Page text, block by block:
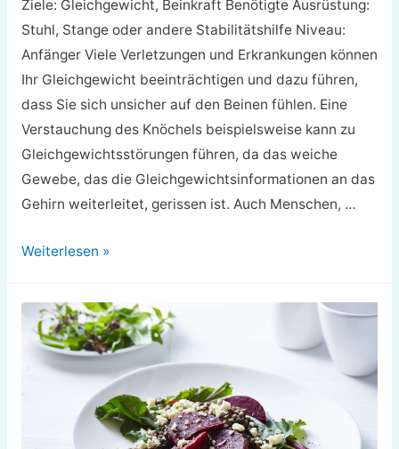
Ziele: Gleichgewicht, Beinkraft Benötigte Ausrüstung:
Stuhl, Stange oder andere Stabilitätshilfe Niveau:
Anfänger Viele Verletzungen und Erkrankungen können
Ihr Gleichgewicht beeinträchtigen und dazu führen,
dass Sie sich unsicher auf den Beinen fühlen. Eine
Verstauchung des Knöchels beispielsweise kann zu
Gleichgewichtsstörungen führen, da das weiche
Gewebe, das die Gleichgewichtsinformationen an das
Gehirn weiterleitet, gerissen ist. Auch Menschen, …
Wie
einen
einbeinigen
Stand
macht:
Techniken,
Vorteile,
Weiterlesen »